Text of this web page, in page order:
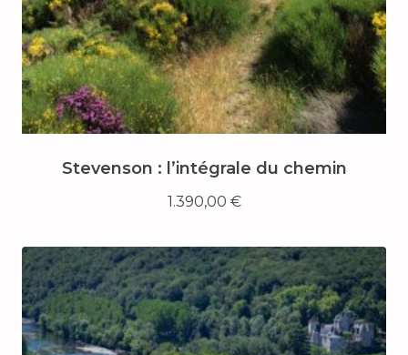
Stevenson : l’intégrale du chemin
1.390,00 €